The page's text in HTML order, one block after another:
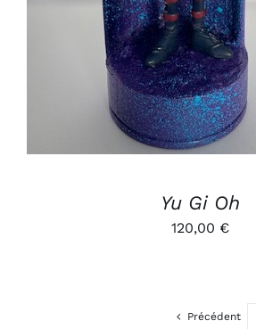
Yu Gi Oh
120,00 €
Précédent